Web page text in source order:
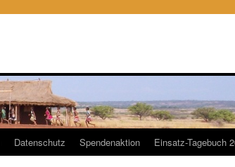
Datenschutz Spendenaktion Einsatz-Tagebuch